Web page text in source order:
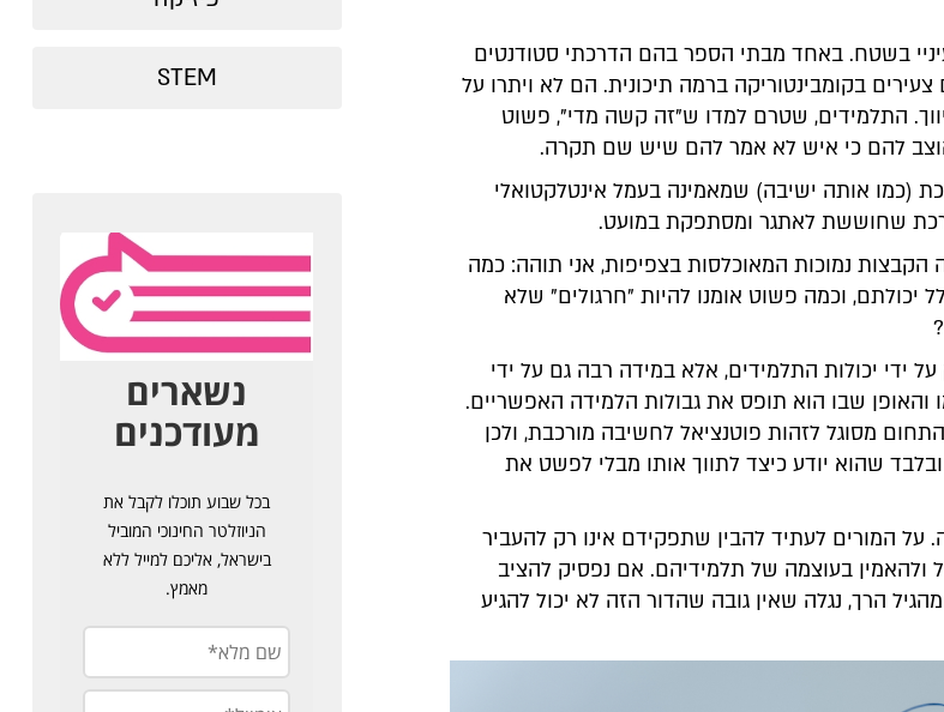
בשטח. באחד מבתי הספר בהם הדרכתי סטודנטים
בקומבינטוריקה ברמה תיכונית. הם לא ויתרו על
התלמידים, שטרם למדו ש"זה קשה מדי", פשוט
להם כי איש לא אמר להם שיש שם תקרה.
(כמו אותה ישיבה) שמאמינה בעמל אינטלקטואלי
שחוששת לאתגר ומסתפקת במועט.
הקבצות נמוכות המאוכלסות בצפיפות, אני תוהה: כמה
יכולתם, וכמה פשוט אומנו להיות "חרגולים" שלא
ידי יכולות התלמידים, אלא במידה רבה גם על ידי
שבו הוא תופס את גבולות הלמידה האפשריים.
מסוגל לזהות פוטנציאל לחשיבה מורכבת, ולכן
שהוא יודע כיצד לתווך אותו מבלי לפשט את
על המורים לעתיד להבין שתפקידם אינו רק להעביר
בעוצמה של תלמידיהם. אם נפסיק להציב
הרך, נגלה שאין גובה שהדור הזה לא יכול להגיע
STEM